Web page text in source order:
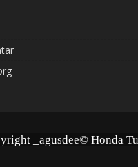
_agusdee© Honda